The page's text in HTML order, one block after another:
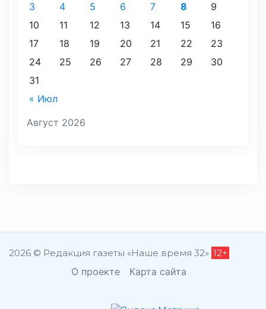
Август 2026
« Июл
3
4 5 6 7 8
9
10
11 12 13 14 15
16
17
18 19 20 21 22
23
24
25 26 27 28 29
30
31
2026 © Редакция газеты «Наше время 32» 12+
О проекте Карта сайта